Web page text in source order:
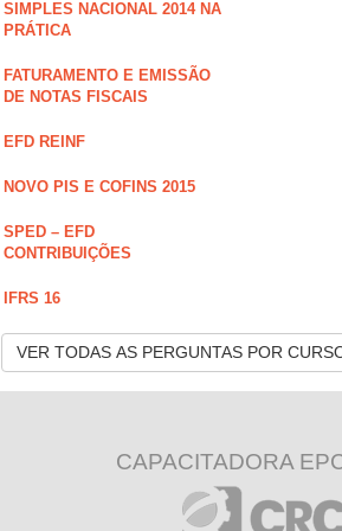
SIMPLES NACIONAL 2014 NA
PRÁTICA
FATURAMENTO E EMISSÃO
DE NOTAS FISCAIS
EFD REINF
NOVO PIS E COFINS 2015
SPED – EFD
CONTRIBUIÇÕES
IFRS 16
VER TODAS AS PERGUNTAS POR
CAPACITADORA